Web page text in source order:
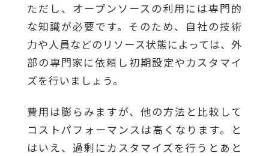
ただし、オープンソースの利用には専門的
な知識が必要です。そのため、自社の技術
力や人員などのリソース状態によっては、外
部の専門家に依頼し初期設定やカスタマイ
ズを行いましょう。
費用は膨らみますが、他の方法と比較して
コストパフォーマンスは高くなります。と
はいえ、過剰にカスタマイズを行うとあと